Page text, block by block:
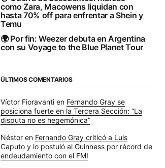
como Zara, Macowens liquidan con
hasta 70% off para enfrentar a Shein y
Temu
🌍 Por fin: Weezer debuta en Argentina
con su Voyage to the Blue Planet Tour
ÚLTIMOS COMENTARIOS
Víctor Fioravanti en Fernando Gray se
posiciona fuerte en la Tercera Sección: “La
disputa no es hegemónica”
Néstor en Fernando Gray criticó a Luis
Caputo y lo postuló al Guinness por récord de
endeudamiento con el FMI